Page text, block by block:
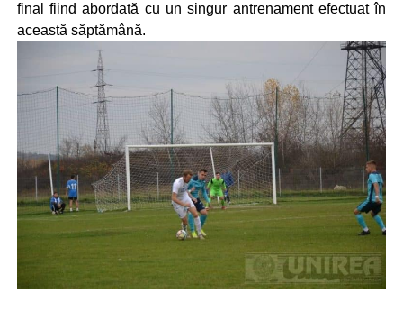
final fiind abordată cu un singur antrenament efectuat în
această săptămână.